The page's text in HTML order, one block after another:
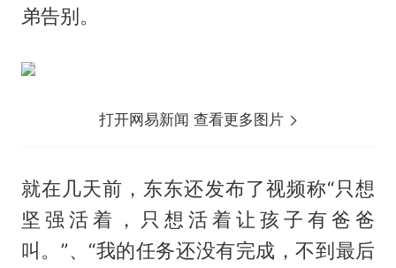
弟告别。
打开网易新闻 查看更多图片
就在几天前，东东还发布了视频称“只想
坚强活着，只想活着让孩子有爸爸
叫。”、“我的任务还没有完成，不到最后